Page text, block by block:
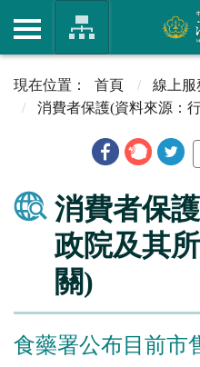
首頁
線上服
消費者保護(資料來源：
消費者保
政院及其
關)
食藥署公布目前市